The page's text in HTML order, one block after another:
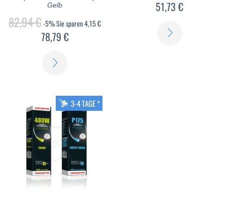
Gelb
82,94 €-5%Sie sparen4,15 €
78,79 €
51,73 €
3-4 TAGE *